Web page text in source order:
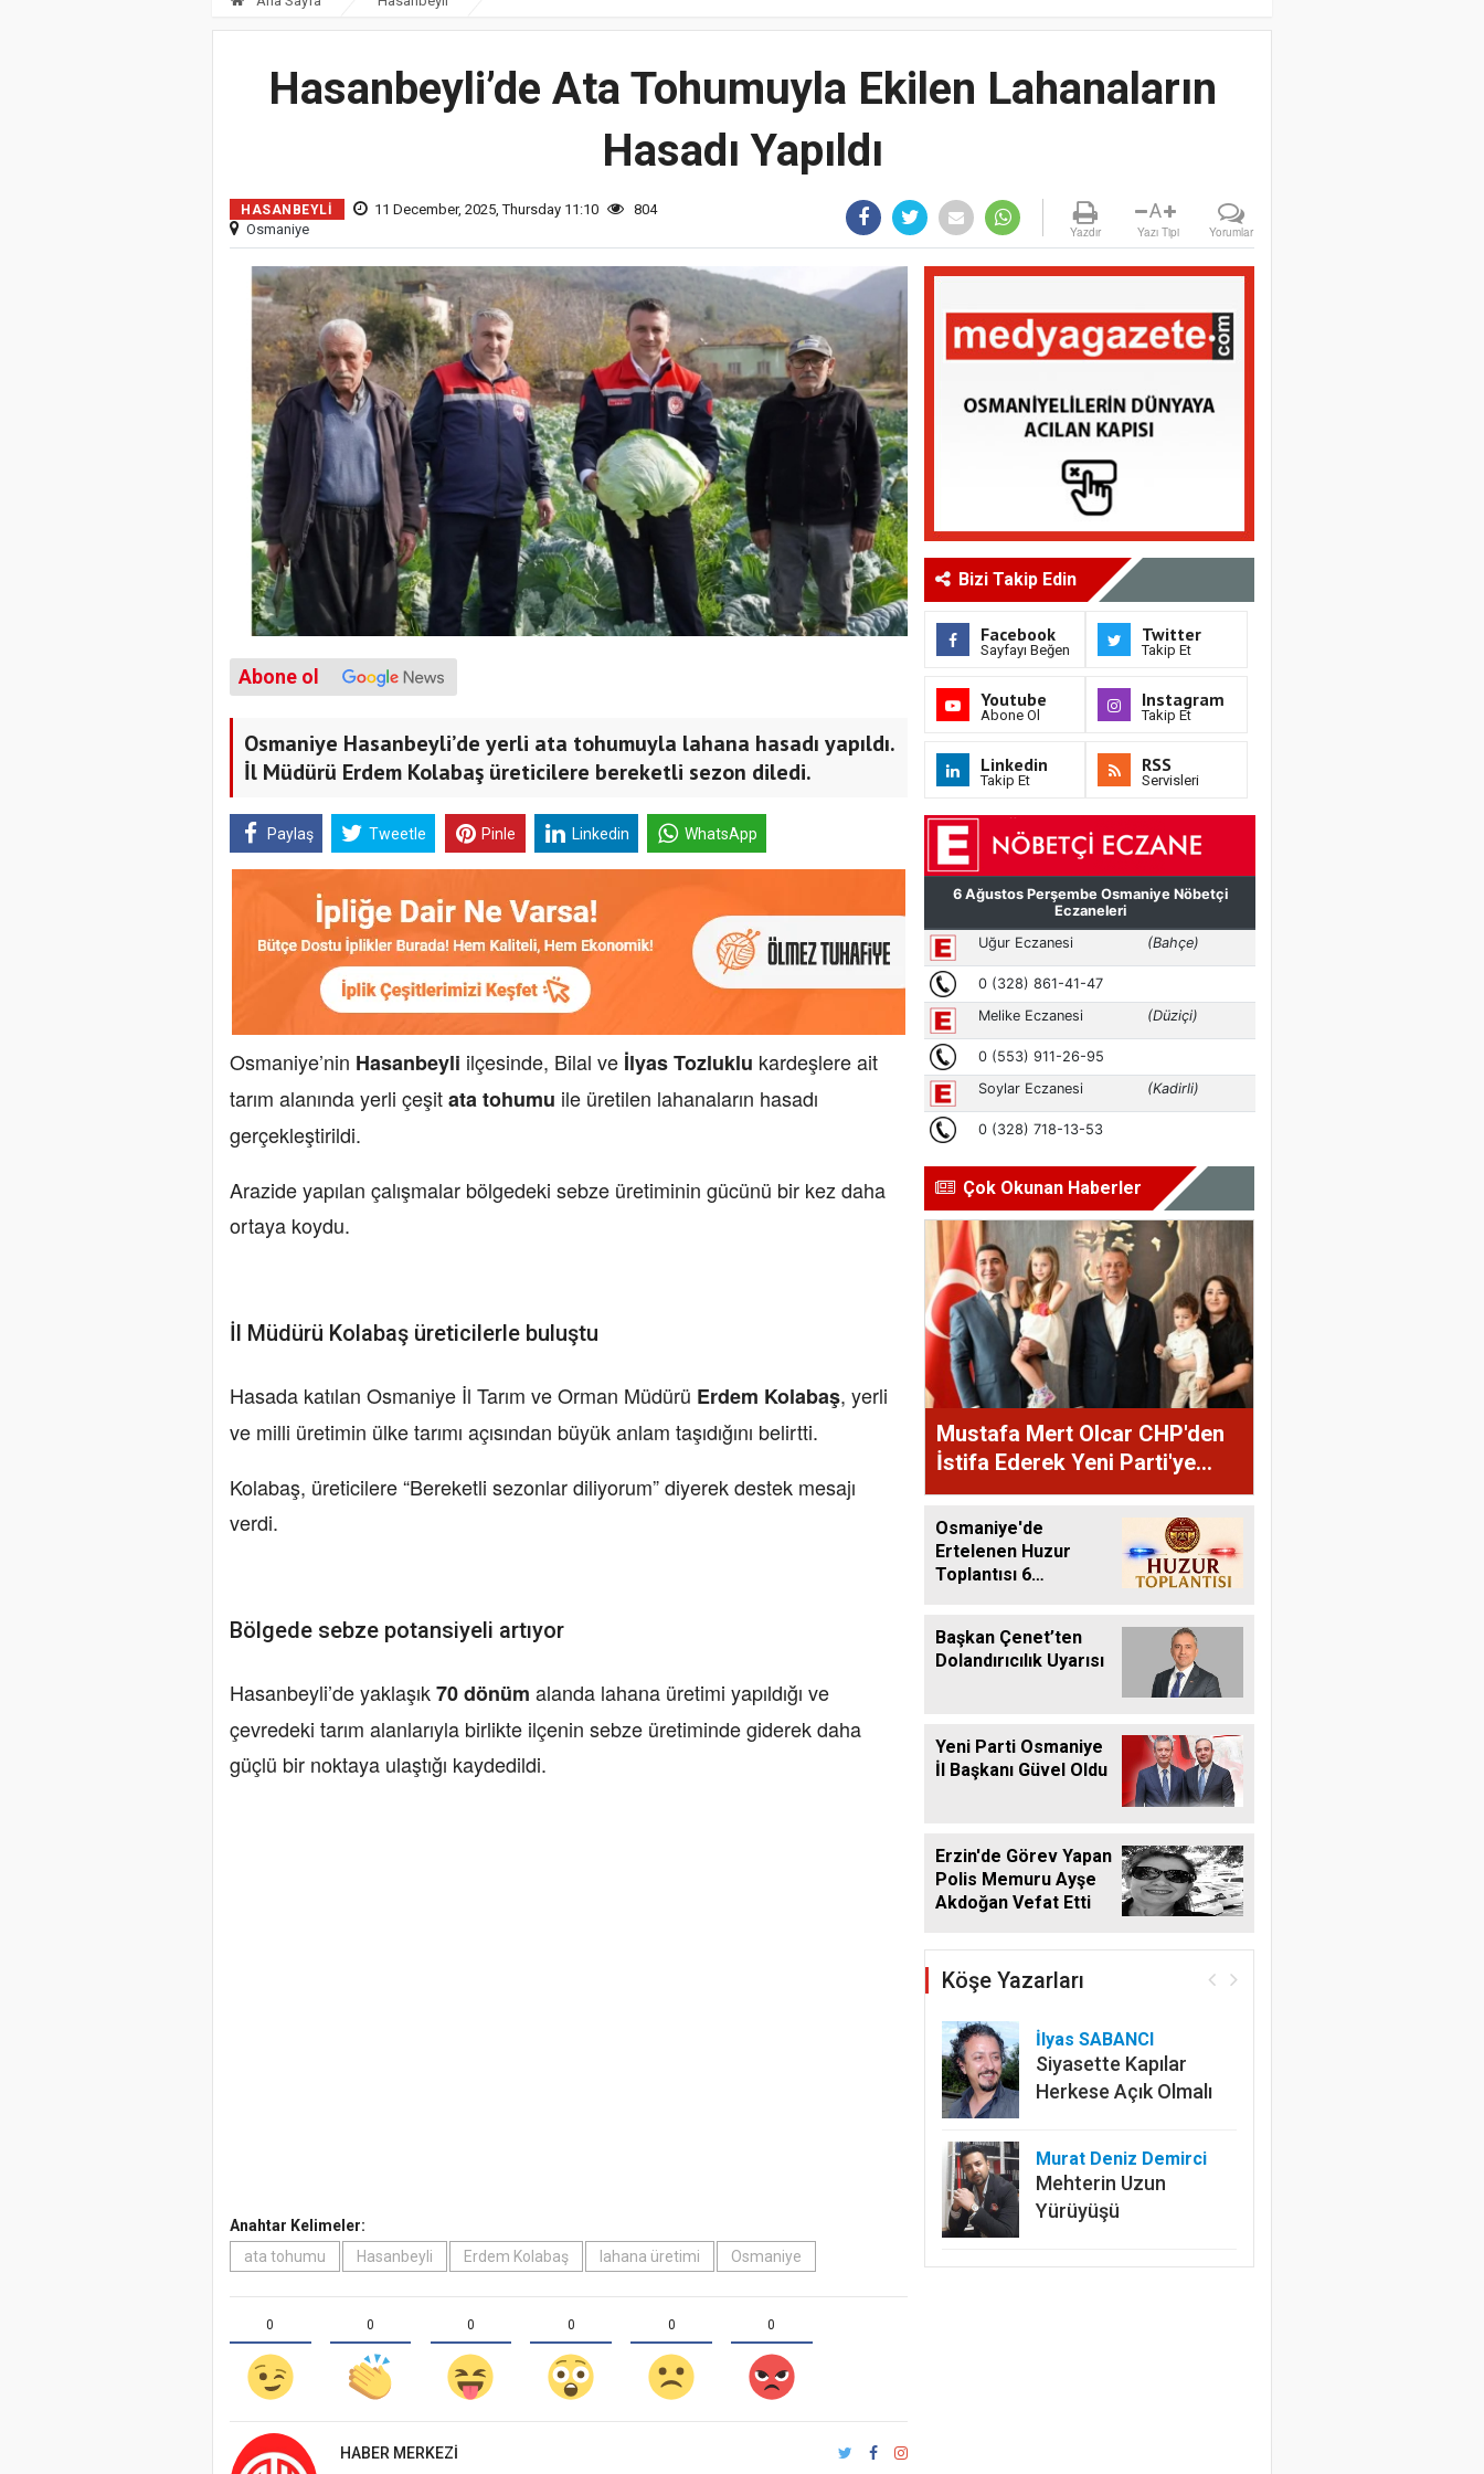
Hasanbeyli’de Ata Tohumuyla Ekilen Lahanaların
Hasadı Yapıldı
HASANBEYLI 11 December, 2025, Thursday 11:10
804
Osmaniye
Yazdır
A
Yazı Tipi Yorumlar
Abone ol
Osmaniye Hasanbeyli’de yerli ata tohumuyla lahana hasadı yapıldı.
İl Müdürü Erdem Kolabaş üreticilere bereketli sezon diledi.
Paylaş Tweetle Pinle Linkedin WhatsApp
Osmaniye’nin Hasanbeyli ilçesinde, Bilal ve İlyas Tozluklu kardeşlere ait
tarım alanında yerli çeşitata tohumu ile üretilen lahanaların hasadı
gerçekleştirildi.
Arazide yapılan çalışmalar bölgedeki sebze üretiminin gücünü bir kez daha
ortaya koydu.
İl Müdürü Kolabaş üreticilerle buluştu
Hasada katılan Osmaniye İl Tarım ve Orman Müdürü Erdem Kolabaş, yerli
ve milli üretimin ülke tarımı açısından büyük anlam taşıdığını belirtti.
Kolabaş, üreticilere “Bereketli sezonlar diliyorum” diyerek destek mesajı
verdi.
Bölgede sebze potansiyeli artıyor
Hasanbeyli’de yaklaşık70 dönüm alanda lahana üretimi yapıldığı ve
çevredeki tarım alanlarıyla birlikte ilçenin sebze üretiminde giderek daha
güçlü bir noktaya ulaştığı kaydedildi.
Anahtar Kelimeler:
ata tohumu
Hasanbeyli Erdem Kolabaş lahana üretimi Osmaniye
0 0 0 0 0 0
HABER MERKEZI
Bizi Takip Edin
Facebook
Sayfayı Beğen
Twitter
Takip Et
Youtube
Abone Ol
Instagram
Takip Et
Linkedin
Takip Et
RSS
Servisleri
Çok Okunan Haberler
Mustafa Mert Olcar CHP'den
İstifa Ederek Yeni Parti'ye
Geçti
Osmaniye'de
Ertelenen Huzur
Toplantısı 6
Başkan Çenet’ten
Dolandırıcılık Uyarısı
Yeni Parti Osmaniye
İl Başkanı Güvel Oldu
Erzin'de Görev Yapan
Polis Memuru Ayşe
Akdoğan Vefat Etti
Köşe Yazarları
İlyas SABANCI
Siyasette Kapılar
Herkese Açık Olmalı
Murat Deniz Demirci
Mehterin Uzun
Yürüyüşü